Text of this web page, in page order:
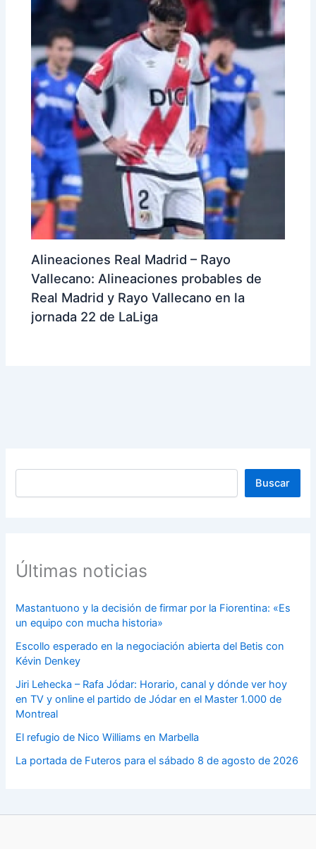
Alineaciones Real Madrid – Rayo
Vallecano: Alineaciones probables de
Real Madrid y Rayo Vallecano en la
jornada 22 de LaLiga
Buscar
Buscar
Últimas noticias
Mastantuono y la decisión de firmar por la Fiorentina: «Es
un equipo con mucha historia»
Escollo esperado en la negociación abierta del Betis con
Kévin Denkey
Jiri Lehecka – Rafa Jódar: Horario, canal y dónde ver hoy
en TV y online el partido de Jódar en el Master 1.000 de
Montreal
El refugio de Nico Williams en Marbella
La portada de Futeros para el sábado 8 de agosto de 2026